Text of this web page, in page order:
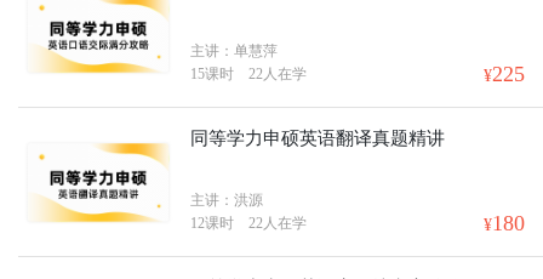
主讲：单慧萍
¥225
15课时 22人在学
同等学力申硕英语翻译真题精讲
主讲：洪源
¥180
12课时 22人在学